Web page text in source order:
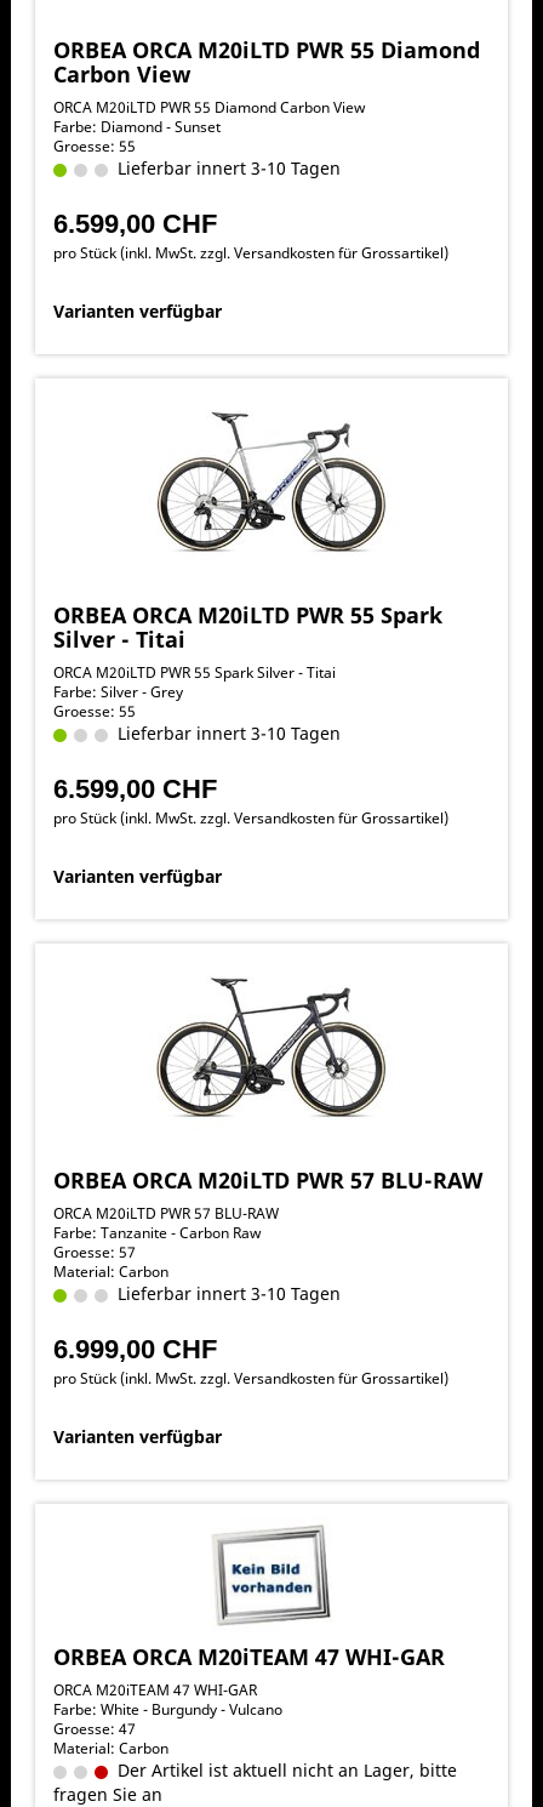
ORBEA ORCA M20iLTD PWR 55 Diamond
Carbon View
ORCA M20iLTD PWR 55 Diamond Carbon View
Farbe: Diamond - Sunset
Groesse: 55
Lieferbar innert 3-10 Tagen
6.599,00 CHF
pro Stück (inkl. MwSt. zzgl.Versandkosten für Grossartikel)
Varianten verfügbar
ORBEA ORCA M20iLTD PWR 55 Spark
Silver - Titai
ORCA M20iLTD PWR 55 Spark Silver - Titai
Farbe: Silver - Grey
Groesse: 55
Lieferbar innert 3-10 Tagen
6.599,00 CHF
pro Stück (inkl. MwSt. zzgl.Versandkosten für Grossartikel)
Varianten verfügbar
ORBEA ORCA M20iLTD PWR 57 BLU-RAW
ORCA M20iLTD PWR 57 BLU-RAW
Farbe: Tanzanite - Carbon Raw
Groesse: 57
Material: Carbon
Lieferbar innert 3-10 Tagen
6.999,00 CHF
pro Stück (inkl. MwSt. zzgl.Versandkosten für Grossartikel)
Varianten verfügbar
ORBEA ORCA M20iTEAM 47 WHI-GAR
ORCA M20iTEAM 47 WHI-GAR
Farbe: White - Burgundy - Vulcano
Groesse: 47
Material: Carbon
Der Artikel ist aktuell nicht an Lager, bitte
fragen Sie an